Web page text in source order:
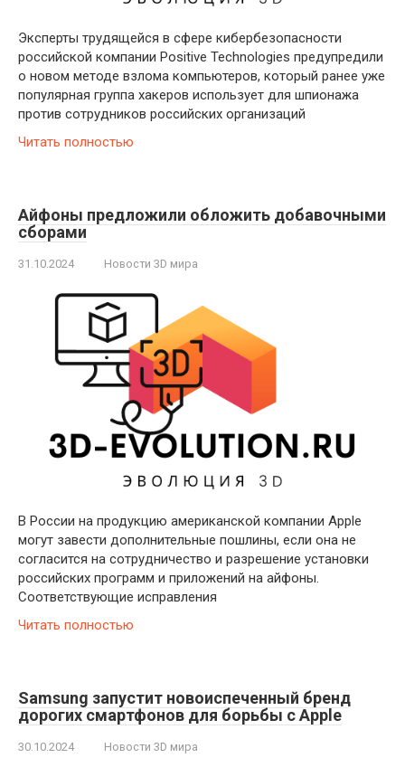
Эксперты трудящейся в сфере кибербезопасности
российской компании Positive Technologies предупредили
о новом методе взлома компьютеров, который ранее уже
популярная группа хакеров использует для шпионажа
против сотрудников российских организаций
Читать полностью
Айфоны предложили обложить добавочными
сборами
31.10.2024 Новости 3D мира
В России на продукцию американской компании Apple
могут завести дополнительные пошлины, если она не
согласится на сотрудничество и разрешение установки
российских программ и приложений на айфоны.
Соответствующие исправления
Читать полностью
Samsung запустит новоиспеченный бренд
дорогих смартфонов для борьбы с Apple
30.10.2024 Новости 3D мира